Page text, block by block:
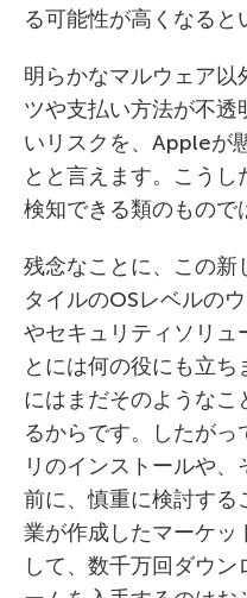
る可能性が高くなると
明らかなマルウェア以
ツや支払い方法が不透
いリスクを、Appleが
とと言えます。こう
検知できる類のもので
残念なことに、この
タイルのOSレベルの
やセキュリティソリュ
とには何の役にも立
にはまだそのようなこ
るからです。したが
リのインストールや
前に、慎重に検討する
業が作成したマーケッ
して、数千万回ダウ